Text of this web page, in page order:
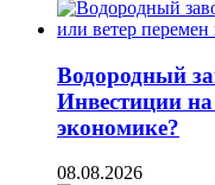
Водородный
Инвестиции на
экономике?
08.08.2026